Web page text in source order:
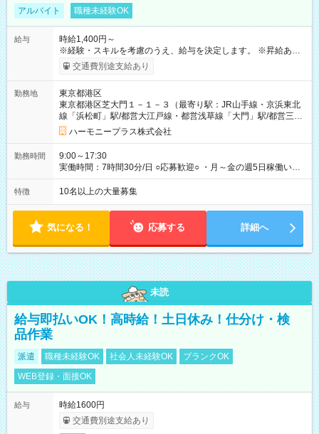
アルバイト 職種未経験OK
給与
時給1,400円～
※経験・スキルを考慮のうえ、給与を決定します。 ※昇給あり
（勤務実績・評価による） ※残業が発生した場合は、時間外手
当を全額支給します。 ※交通費支給（月額上限50,000円／当社
間中も給与・待遇に変更はありません。 【試用期間】試用期間
あり 試用期間の長さ：1ヶ月 雇用形態、給与は本採用時と同じ
です。 試用期間中は、健康保険などの福利厚生の一部が制限さ
れる可能性があります。
交通費別途支給あり
勤務地
東京都港区
東京都港区芝大門１－１－３（最寄り駅：JR山手線・京浜東北
線「浜松町」駅/都営大江戸線・都営浅草線「⼤⾨」駅/都営三田
線「御成⾨」駅）
ハーモニープラス株式会社
勤務時間
9:00～17:30
実働時間：7時間30分/日 ○応募歓迎○ ・月～金の週5日稼働いた
だける方 ・実働時間：7.5時間（休憩1時間）
特徴 10名以上の大量募集
気になる！ 応募する 詳細へ
未読
給与即払いOK！高時給！土日休み！仕分け・検
品作業
派遣 職種未経験OK 社会人未経験OK
ブランクOK
WEB登録・面接OK
給与
時給1600円
交通費別途支給あり